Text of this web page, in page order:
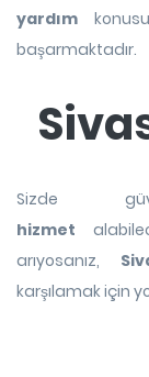
yardım
başarmaktadır.
Sizde
hizmet
arıyosanız,
karşılamak için